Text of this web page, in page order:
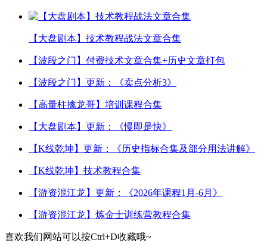
【大盘剧本】技术教程战法文章合集
【波段之门】付费技术文章合集+历史文章打包
【波段之门】更新：《卖点分析3》
【高量柱擒龙哥】培训课程合集
【大盘剧本】更新：《慢即是快》
【K线乾坤】更新：《历史指标合集及部分用法讲解》
【K线乾坤】技术教程合集
【游资混江龙】更新：《2026年课程1月-6月》
【游资混江龙】炼金士训练营教程合集
喜欢我们网站可以按Ctrl+D收藏哦~